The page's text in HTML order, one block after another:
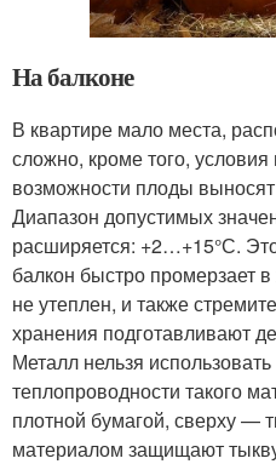
На балконе
В квартире мало места,
сложно, кроме того,
возможности плоды
Диапазон допустимых
расширяется: +2…+15°С.
балкон быстро промерзает
не утеплен, и также
хранения подготавливают
Металл нельзя использовать
теплопроводности такого
плотной бумагой, сверху —
материалом защищают